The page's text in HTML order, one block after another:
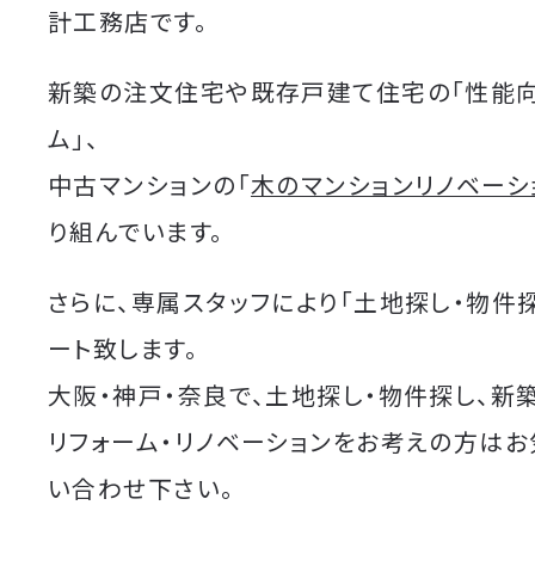
計工務店です。
新築の注文住宅や既存戸建て住宅の「性能
ム」、
中古マンションの「木のマンションリノベーシ
り組んでいます。
さらに、専属スタッフにより「土地探し・物件
ート致します。
大阪・神戸・奈良で、土地探し・物件探し、新
リフォーム・リノベーションをお考えの方は
い合わせ下さい。